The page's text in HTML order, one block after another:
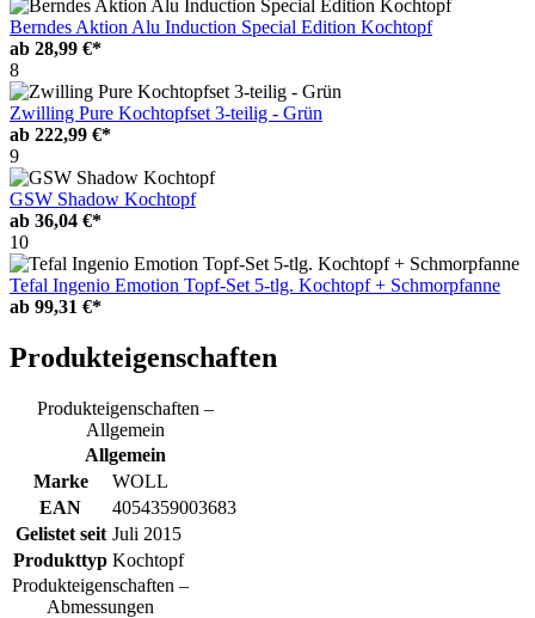
Berndes Aktion Alu Induction Special Edition Kochtopf
ab 28,99 €*
8
Zwilling Pure Kochtopfset 3-teilig - Grün
ab 222,99 €*
9
GSW Shadow Kochtopf
ab 36,04 €*
10
Tefal Ingenio Emotion Topf-Set 5-tlg. Kochtopf + Schmorpfanne
ab 99,31 €*
Produkteigenschaften
Produkteigenschaften –
Allgemein
Allgemein
Marke
WOLL
EAN
4054359003683
Gelistet seit Juli 2015
Produkttyp Kochtopf
Produkteigenschaften –
Abmessungen